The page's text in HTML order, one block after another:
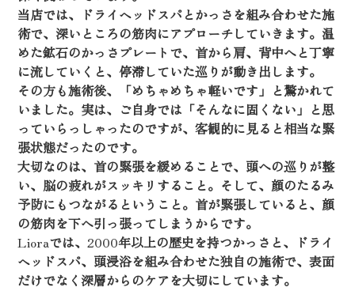
当店では、ドライヘッドスパとかっさを組み合わせた施
術で、深いところの筋肉にアプローチしていきます。温
めた鉱石のかっさプレートで、首から肩、背中へと丁寧
に流していくと、停滞していた巡りが動き出します。
その方も施術後、「めちゃめちゃ軽いです」と驚かれて
いました。実は、ご自身では「そんなに固くない」と思
っていらっしゃったのですが、客観的に見ると相当な緊
張状態だったのです。
大切なのは、首の緊張を緩めることで、頭への巡りが整
い、脳の疲れがスッキリすること。そして、顔のたるみ
予防にもつながるということ。首が緊張していると、顔
の筋肉を下へ引っ張ってしまうからです。
Lioraでは、2000年以上の歴史を持つかっさと、ドライ
ヘッドスパ、頭浸浴を組み合わせた独自の施術で、表面
だけでなく深層からのケアを大切にしています。